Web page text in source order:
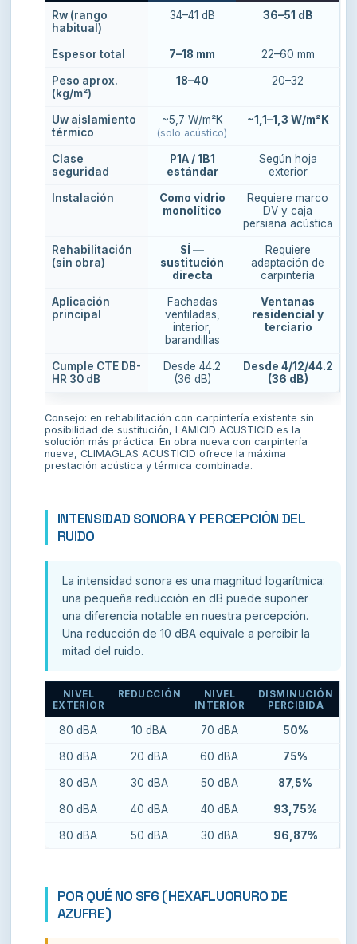
Rw (rango
habitual)
34–41 dB 36–51 dB
Espesor total 7–18 mm 22–60 mm
Peso aprox.
(kg/m²)
18–40 20–32
Uw aislamiento
térmico
~5,7 W/m²K
(solo acústico)
~1,1–1,3 W/m²K
Clase
seguridad
P1A / 1B1
estándar
Según hoja
exterior
Instalación
Como vidrio
monolítico
Requiere marco
DV y caja
persiana acústica
Rehabilitación
(sin obra)
SÍ —
sustitución
directa
Requiere
adaptación de
carpintería
Aplicación
principal
Fachadas
ventiladas,
interior,
barandillas
Ventanas
residencial y
terciario
Cumple CTE DB-
HR 30 dB
Desde 44.2
(36 dB)
Desde 4/12/44.2
(36 dB)
Consejo: en rehabilitación con carpintería existente sin
posibilidad de sustitución, LAMICID ACUSTICID es la
solución más práctica. En obra nueva con carpintería
nueva, CLIMAGLAS ACUSTICID ofrece la máxima
prestación acústica y térmica combinada.
INTENSIDAD SONORA Y PERCEPCIÓN DEL
RUIDO
La intensidad sonora es una magnitud logarítmica:
una pequeña reducción en dB puede suponer
una diferencia notable en nuestra percepción.
Una reducción de 10 dBA equivale a percibir la
mitad del ruido.
NIVEL
EXTERIOR
REDUCCIÓN
NIVEL
INTERIOR
DISMINUCIÓN
PERCIBIDA
80 dBA 10 dBA 70 dBA 50%
80 dBA 20 dBA 60 dBA 75%
80 dBA 30 dBA 50 dBA 87,5%
80 dBA 40 dBA 40 dBA 93,75%
80 dBA 50 dBA 30 dBA 96,87%
POR QUÉ NO SF6 (HEXAFLUORURO DE
AZUFRE)